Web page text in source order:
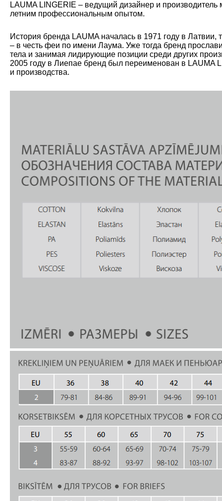
LAUMA LINGERIE – ведущий дизайнер и
летним профессиональным опытом.
История бренда LAUMA началась в 1971 году в
– в честь феи по имени Лаума. Уже тогда бренд
тела и занимая лидирующие позиции среди других
2005 году в Лиепае бренд был переименован в LAUMA
и производства.